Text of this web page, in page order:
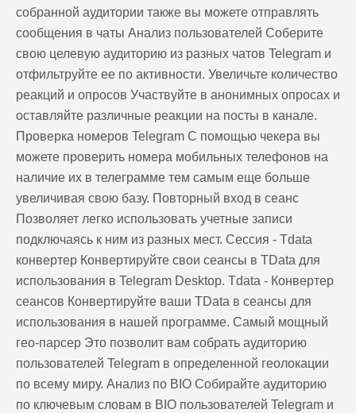
собранной аудитории также вы можете отправлять
сообщения в чаты Анализ пользователей Соберите
свою целевую аудиторию из разных чатов Telegram и
отфильтруйте ее по активности. Увеличьте количество
реакций и опросов Участвуйте в анонимных опросах и
оставляйте различные реакции на посты в канале.
Проверка номеров Telegram С помощью чекера вы
можете проверить номера мобильных телефонов на
наличие их в телеграмме тем самым еще больше
увеличивая свою базу. Повторный вход в сеанс
Позволяет легко использовать учетные записи
подключаясь к ним из разных мест. Сессия - Tdata
конвертер Конвертируйте свои сеансы в TData для
использования в Telegram Desktop. Tdata - Конвертер
сеансов Конвертируйте ваши TData в сеансы для
использования в нашей программе. Самый мощный
гео-парсер Это позволит вам собрать аудиторию
пользователей Telegram в определенной геолокации
по всему миру. Анализ по BIO Собирайте аудиторию
по ключевым словам в BIO пользователей Telegram и